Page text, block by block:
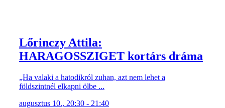
Lőrinczy Attila:
HARAGOSSZIGET kortárs dráma
„Ha valaki a hatodikról zuhan, azt nem lehet a
földszintnél elkapni ölbe ...
augusztus 10., 20:30 - 21:40